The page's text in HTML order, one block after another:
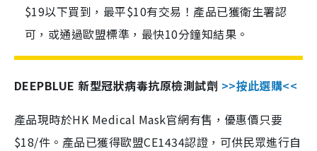
$19以下買到，最平$10有交易！產品已獲衛生署認
可，或通過歐盟標準，最快10分鐘知結果。
DEEPBLUE 新型冠狀病毒抗原檢測試劑 >>按此選購<<
產品現時於HK Medical Mask官網有售，優惠價只要
$18/件。產品已獲得歐盟CE1434認證，可供民眾進行自